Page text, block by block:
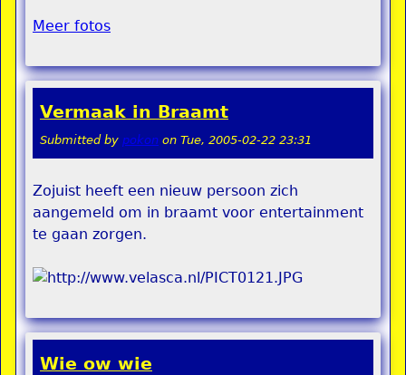
Meer fotos
Vermaak in Braamt
Submitted by pokon on Tue, 2005-02-22 23:31
Zojuist heeft een nieuw persoon zich
aangemeld om in braamt voor entertainment
te gaan zorgen.
Wie ow wie